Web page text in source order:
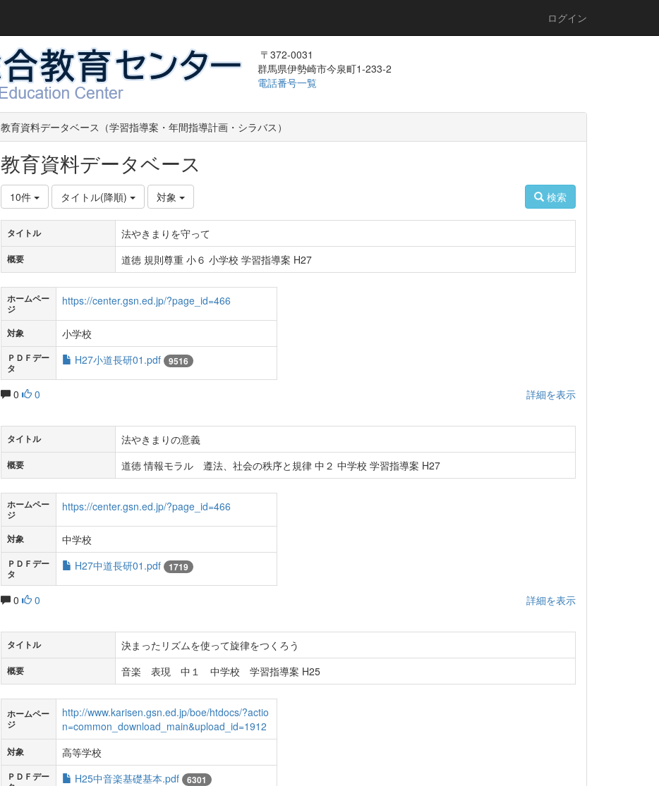
ログイン
〒372-0031
群馬県伊勢崎市今泉町1-233-2
電話番号一覧
教育資料データベース（学習指導案・年間指導計画・シラバス）
教育資料データベース
10件 タイトル(降順) 対象 検索
タイトル 法やきまりを守って
概要 道徳 規則尊重 小６ 小学校 学習指導案 H27
ホームペー
ジ
https://center.gsn.ed.jp/?page_id=466
対象 小学校
ＰＤＦデー
タ
H27小道長研01.pdf 9516
0 0 詳細を表示
タイトル 法やきまりの意義
概要 道徳 情報モラル 遵法、社会の秩序と規律 中２ 中学校 学習指導案 H27
ホームペー
ジ
https://center.gsn.ed.jp/?page_id=466
対象 中学校
ＰＤＦデー
タ
H27中道長研01.pdf 1719
0 0 詳細を表示
タイトル 決まったリズムを使って旋律をつくろう
概要 音楽 表現 中１ 中学校 学習指導案 H25
ホームペー
ジ
http://www.karisen.gsn.ed.jp/boe/htdocs/?actio
n=common_download_main&upload_id=1912
対象 高等学校
ＰＤＦデー
H25中音楽基礎基本.pdf 6301